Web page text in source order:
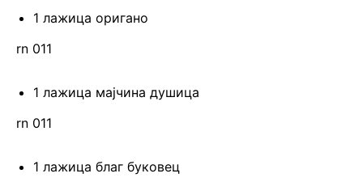
1 лажица оригано
rn 011
1 лажица мајчина душица
rn 011
1 лажица благ буковец